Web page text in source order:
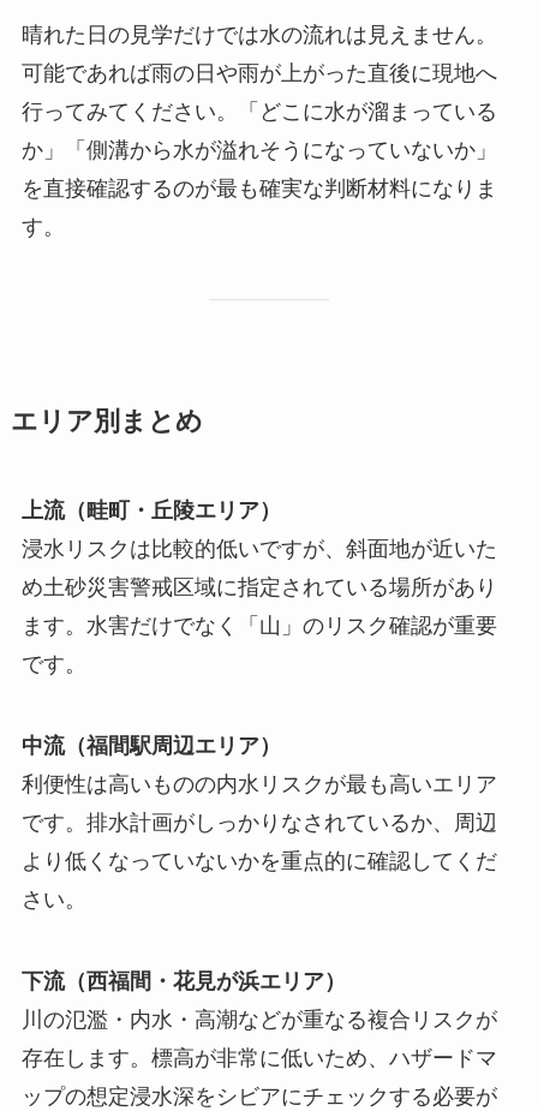
晴れた日の見学だけでは水の流れは見えません。
可能であれば雨の日や雨が上がった直後に現地へ
行ってみてください。「どこに水が溜まっている
か」「側溝から水が溢れそうになっていないか」
を直接確認するのが最も確実な判断材料になりま
す。
エリア別まとめ
上流（畦町・丘陵エリア）
浸水リスクは比較的低いですが、斜面地が近いた
め土砂災害警戒区域に指定されている場所があり
ます。水害だけでなく「山」のリスク確認が重要
です。
中流（福間駅周辺エリア）
利便性は高いものの内水リスクが最も高いエリア
です。排水計画がしっかりなされているか、周辺
より低くなっていないかを重点的に確認してくだ
さい。
下流（西福間・花見が浜エリア）
川の氾濫・内水・高潮などが重なる複合リスクが
存在します。標高が非常に低いため、ハザードマ
ップの想定浸水深をシビアにチェックする必要が